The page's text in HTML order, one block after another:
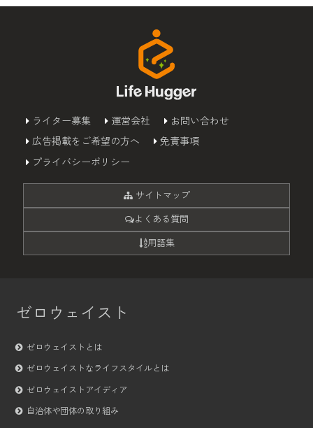
ライター募集 運営会社
お問い合わせ
広告掲載をご希望の方へ
免責事項
プライバシーポリシー
サイトマップ
よくある質問
用語集
ゼロウェイスト
ゼロウェイストとは
ゼロウェイストなライフスタイルとは
ゼロウェイストアイディア
自治体や団体の取り組み